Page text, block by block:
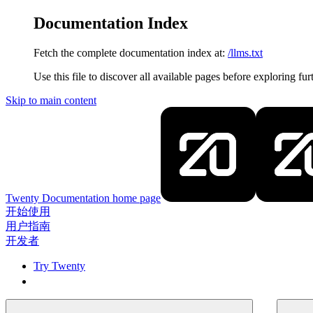
Documentation Index
Fetch the complete documentation index at: /llms.txt
Use this file to discover all available pages before exploring
Skip to main content
Twenty Documentation home page
开始使用
用户指南
开发者
Try Twenty